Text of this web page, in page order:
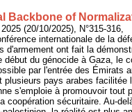
Backbone of
(20/10/2025), N°315-316,
internationale de la
d'armement ont fait la
début du génocide à Gaza, le
par l'entrée des
pays arabes
s'emploie à promouvoir
coopération sécuritaire. Au-